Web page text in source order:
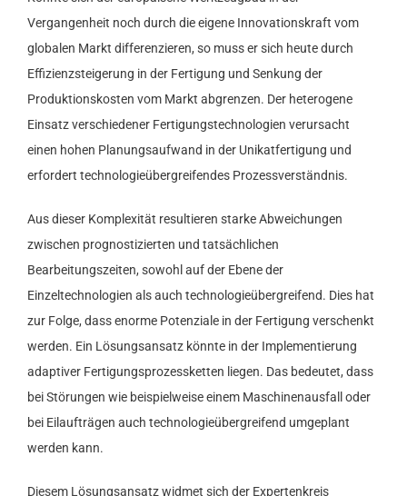
Vergangenheit noch durch die eigene Innovationskraft vom
globalen Markt differenzieren, so muss er sich heute durch
Effizienzsteigerung in der Fertigung und Senkung der
Produktionskosten vom Markt abgrenzen. Der heterogene
Einsatz verschiedener Fertigungstechnologien verursacht
einen hohen Planungsaufwand in der Unikatfertigung und
erfordert technologieübergreifendes Prozessverständnis.
Aus dieser Komplexität resultieren starke Abweichungen
zwischen prognostizierten und tatsächlichen
Bearbeitungszeiten, sowohl auf der Ebene der
Einzeltechnologien als auch technologieübergreifend. Dies hat
zur Folge, dass enorme Potenziale in der Fertigung verschenkt
werden. Ein Lösungsansatz könnte in der Implementierung
adaptiver Fertigungsprozessketten liegen. Das bedeutet, dass
bei Störungen wie beispielweise einem Maschinenausfall oder
bei Eilaufträgen auch technologieübergreifend umgeplant
werden kann.
Diesem Lösungsansatz widmet sich der Expertenkreis